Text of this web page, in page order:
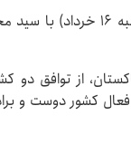
اسکندر مومنی، وزیر کشور جمهوری اسلامی
از توافق
گفت: از نقش فعال کشور